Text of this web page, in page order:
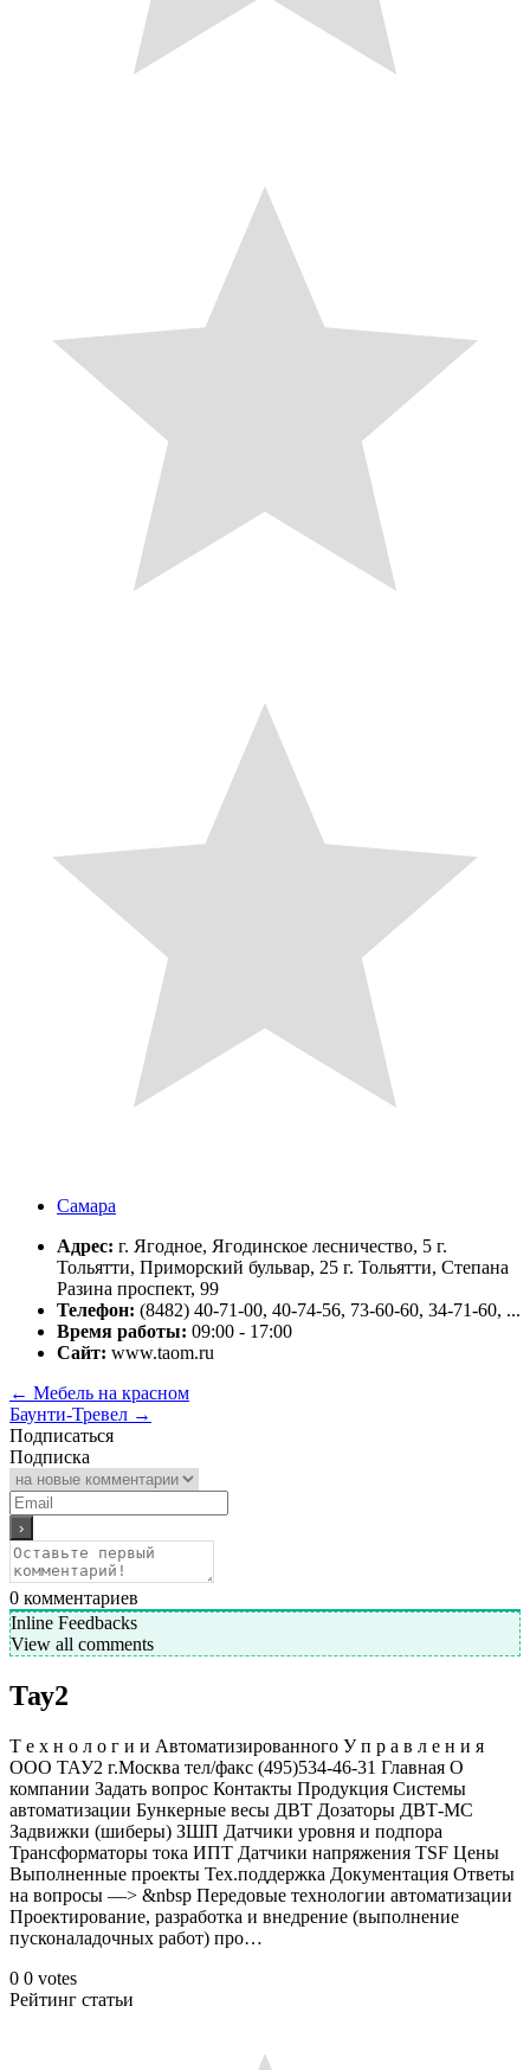
Самара
Адрес: г. Ягодное, Ягодинское лесничество, 5 г.
Тольятти, Приморский бульвар, 25 г. Тольятти, Степана
Разина проспект, 99
Телефон: (8482) 40-71-00, 40-74-56, 73-60-60, 34-71-60, ...
Время работы: 09:00 - 17:00
Сайт: www.taom.ru
← Мебель на красном
Баунти-Тревел →
Подписаться
Подписка
0 комментариев
Inline Feedbacks
View all comments
Тау2
Т е х н о л о г и и Автоматизированного У п р а в л е н и я
ООО ТАУ2 г.Москва тел/факс (495)534-46-31 Главная О
компании Задать вопрос Контакты Продукция Системы
автоматизации Бункерные весы ДВТ Дозаторы ДВТ-МC
Задвижки (шиберы) ЗШП Датчики уровня и подпора
Трансформаторы тока ИПТ Датчики напряжения TSF Цены
Выполненные проекты Тех.поддержка Документация Ответы
на вопросы —> &nbsp Передовые технологии автоматизации
Проектирование, разработка и внедрение (выполнение
пусконаладочных работ) про…
0 0 votes
Рейтинг статьи